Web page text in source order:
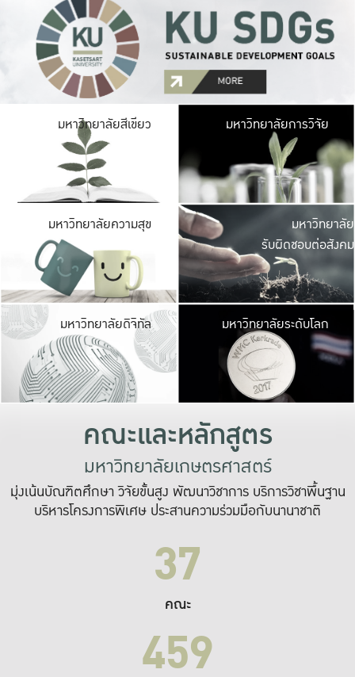
มหาวิทยาลัยสีเขียว มหาวิ
มีพื้นที่เขียวสดใส
เป็นป่าในเมือง เกษต
มหาวิทยาลัยการวิจัย
มหาวิทยาลัยความสุข มหาวิ
ค
เปิดประ
และพบเรื่องราวใ
มหาวิทยาลัย
รับผิดชอบต่อสังคม
มหาวิทยาลัยดิจิทัล มหาวิ
เปลี่ยนแปลง แล
เพื่อทำง
ระบบสารสนเทศ
มหาวิทยาลัยระดับโลก
คณะและหลักสูตร
มหาวิทยาลัยเกษตรศาสตร์
มุ่งเน้นบัณฑิตศึกษา วิจัยขั้นสูง พัฒนาวิชาการ บริการวิชาพื้นฐาน
บริหารโครงการพิเศษ ประสานความร่วมมือกับนานาชาติ
37
คณะ
459